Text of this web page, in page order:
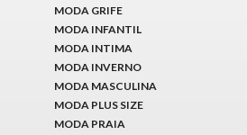
MODA GRIFE
MODA INFANTIL
MODA INTIMA
MODA INVERNO
MODA MASCULINA
MODA PLUS SIZE
MODA PRAIA